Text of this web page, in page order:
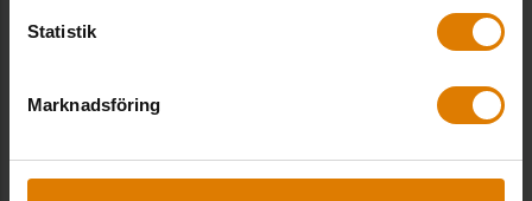
Statistik
Marknadsföring